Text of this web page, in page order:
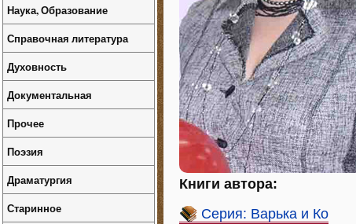
Книги автора:
Серия: Варька и Ко
Наука, Образование
Справочная литература
Духовность
Документальная
Прочее
Поэзия
Драматургия
Старинное